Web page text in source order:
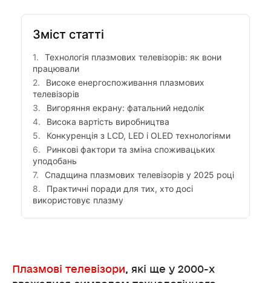
Зміст статті
Технологія плазмових телевізорів: як вони
працювали
Високе енергоспоживання плазмових
телевізорів
Вигоряння екрану: фатальний недолік
Висока вартість виробництва
Конкуренція з LCD, LED і OLED технологіями
Ринкові фактори та зміна споживацьких
уподобань
Спадщина плазмових телевізорів у 2025 році
Практичні поради для тих, хто досі
використовує плазму
Плазмові телевізори, які ще у 2000-х